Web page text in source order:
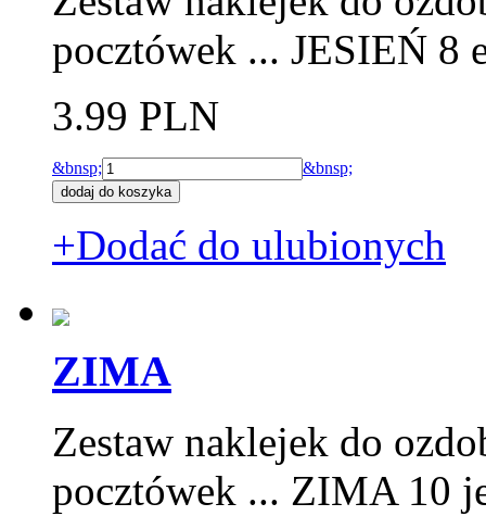
pocztówek ... JESIEŃ 8
3.99 PLN
&bnsp; &bnsp;
+Dodać do ulubionych
ZIMA
Zestaw naklejek do
pocztówek ... ZIMA 10